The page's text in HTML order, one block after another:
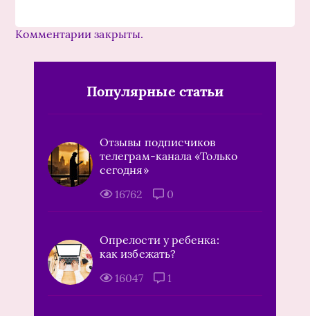
Комментарии закрыты.
Популярные статьи
Отзывы подписчиков
телеграм-канала «Только
сегодня»
16762
0
Опрелости у ребенка:
как избежать?
16047
1